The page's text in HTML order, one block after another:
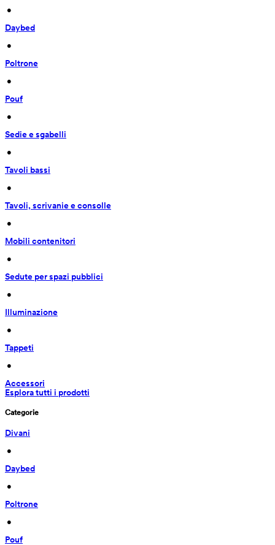
•
Daybed
•
Poltrone
•
Pouf
•
Sedie e sgabelli
•
Tavoli bassi
•
Tavoli, scrivanie e consolle
•
Mobili contenitori
•
Sedute per spazi pubblici
•
Illuminazione
•
Tappeti
•
Accessori
Esplora tutti i prodotti
Categorie
Divani
•
Daybed
•
Poltrone
•
Pouf